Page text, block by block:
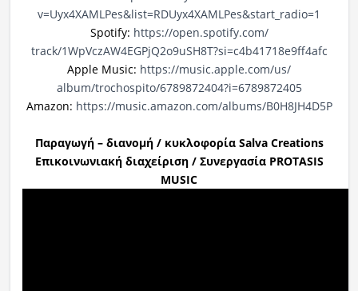
v=Uyx4XAMLPes&list=RDUyx4XAMLPes&start_radio=1
Spotify: https://open.spotify.com/
track/1WpVczAW4EGPjQ2o9uSH8T?si=c4b41718e9ff4afc
Apple Music: https://music.apple.com/us/
album/trochospito/6789872404?i=6789872405
Amazon: https://music.amazon.com/albums/B0H8JH4D5P
Παραγωγή – διανομή / κυκλοφορία Salva Creations
Επικοινωνιακή διαχείριση / Συνεργασία PROTASIS
MUSIC